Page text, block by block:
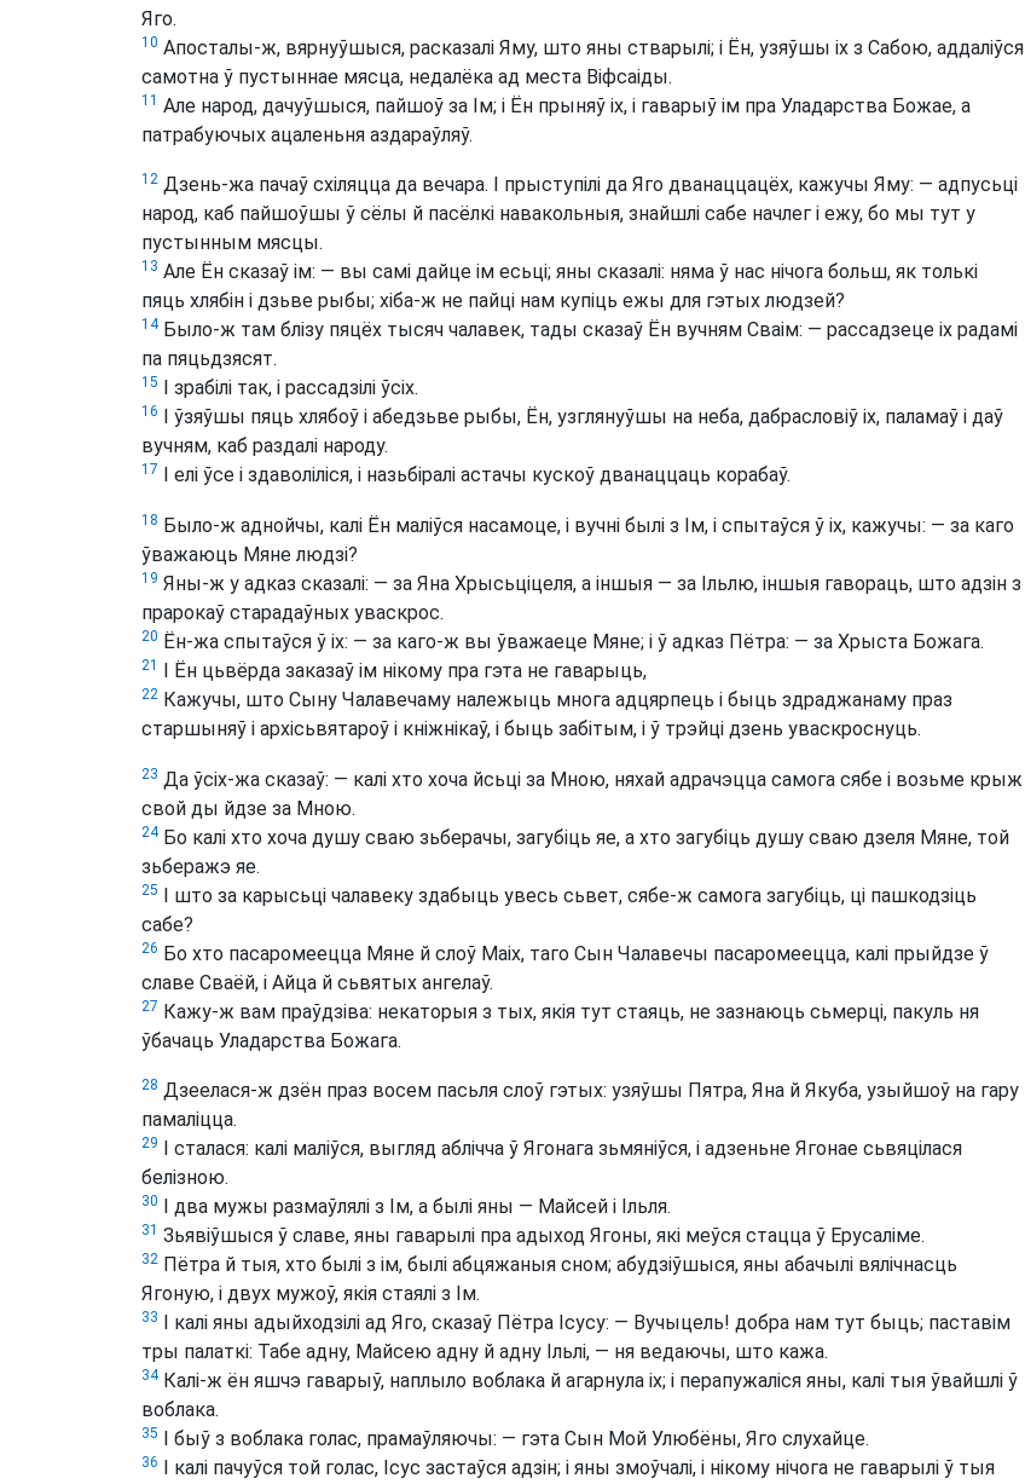
Яго.
10 Апосталы-ж, вярнуўшыся, расказалі Яму, што яны стварылі; і Ён, узяўшы іх з Сабою, аддаліўся
самотна ў пустыннае мясца, недалёка ад места Віфсаіды.
11 Але народ, дачуўшыся, пайшоў за Ім; і Ён прыняў іх, і гаварыў ім пра Уладарства Божае, а
патрабуючых ацаленьня аздараўляў.
12 Дзень-жа пачаў схіляцца да вечара. І прыступілі да Яго дванаццацёх, кажучы Яму: — адпусьці
народ, каб пайшоўшы ў сёлы й пасёлкі навакольныя, знайшлі сабе начлег і ежу, бо мы тут у
пустынным мясцы.
13 Але Ён сказаў ім: — вы самі дайце ім есьці; яны сказалі: няма ў нас нічога больш, як толькі
пяць хлябін і дзьве рыбы; хіба-ж не пайці нам купіць ежы для гэтых людзей?
14Было-ж там блізу пяцёх тысяч чалавек, тады сказаў Ён вучням Сваім: — рассадзеце іх радамі
па пяцьдзясят.
15 І зрабілі так, і рассадзілі ўсіх.
16
І ўзяўшы пяць хлябоў і абедзьве рыбы, Ён, узглянуўшы на неба, дабрасловіў іх, паламаў і даў
вучням, каб раздалі народу.
17 І елі ўсе і здаволіліся, і назьбіралі астачы кускоў дванаццаць корабаў.
18 Было-ж аднойчы, калі Ён маліўся насамоце, і вучні былі з Ім, і спытаўся ў іх, кажучы: — за каго
ўважаюць Мяне людзі?
19 Яны-ж у адказ сказалі: — за Яна Хрысьціцеля, а іншыя — за Ільлю, іншыя гавораць, што адзін з
прарокаў старадаўных уваскрос.
20 Ён-жа спытаўся ў іх: — за каго-ж вы ўважаеце Мяне; і ў адказ Пётра: — за Хрыста Божага.
21 І Ён цьвёрда заказаў ім нікому пра гэта не гаварыць,
22 Кажучы, што Сыну Чалавечаму належыць многа адцярпець і быць здраджанаму праз
старшыняў і архісьвятароў і кніжнікаў, і быць забітым, і ў трэйці дзень уваскроснуць.
23 Да ўсіх-жа сказаў: — калі хто хоча йсьці за Мною, няхай адрачэцца самога сябе і возьме крыж
свой ды йдзе за Мною.
24Бо калі хто хоча душу сваю зьберачы, загубіць яе, а хто загубіць душу сваю дзеля Мяне, той
зьберажэ яе.
25 І што за карысьці чалавеку здабыць увесь сьвет, сябе-ж самога загубіць, ці пашкодзіць
сабе?
26 Бо хто пасаромеецца Мяне й слоў Маіх, таго Сын Чалавечы пасаромеецца, калі прыйдзе ў
славе Сваёй, і Айца й сьвятых ангелаў.
27 Кажу-ж вам праўдзіва: некаторыя з тых, якія тут стаяць, не зазнаюць сьмерці, пакуль ня
ўбачаць Уладарства Божага.
28 Дзеелася-ж дзён праз восем пасьля слоў гэтых: узяўшы Пятра, Яна й Якуба, узыйшоў на гару
памаліцца.
29
І сталася: калі маліўся, выгляд аблічча ў Ягонага зьмяніўся, і адзеньне Ягонае сьвяцілася
белізною.
30 І два мужы размаўлялі з Ім, а былі яны — Майсей і Ільля.
31 Зьявіўшыся ў славе, яны гаварылі пра адыход Ягоны, які меўся стацца ў Ерусаліме.
32 Пётра й тыя, хто былі з ім, былі абцяжаныя сном; абудзіўшыся, яны абачылі вялічнасць
Ягоную, і двух мужоў, якія стаялі з Ім.
33
І калі яны адыйходзілі ад Яго, сказаў Пётра Ісусу: — Вучыцель! добра нам тут быць; паставім
тры палаткі: Табе адну, Майсею адну й адну Ільлі, — ня ведаючы, што кажа.
34Калі-ж ён яшчэ гаварыў, наплыло воблака й агарнула іх; і перапужаліся яны, калі тыя ўвайшлі ў
воблака.
35 І быў з воблака голас, прамаўляючы: — гэта Сын Мой Улюбёны, Яго слухайце.
36
І калі пачуўся той голас, Ісус застаўся адзін; і яны змоўчалі, і нікому нічога не гаварылі ў тыя